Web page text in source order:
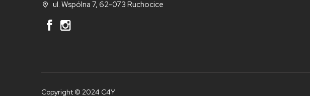
ul. Wspólna 7, 62-073 Ruchocice
Copyright © 2024 C4Y